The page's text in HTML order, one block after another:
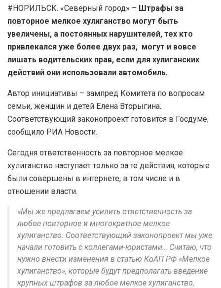
#НОРИЛЬСК. «Северный город» – Штрафы за
повторное мелкое хулиганство могут быть
увеличены, а постоянных нарушителей, тех кто
привлекался уже более двух раз, могут и вовсе
лишать водительских прав, если для хулиганских
действий они использовали автомобиль.
Автор инициативы – зампред Комитета по вопросам
семьи, женщин и детей Елена Вторыгина.
Соответствующий законопроект готовится в Госдуме,
сообщило РИА Новости.
Сегодня ответственность за повторное мелкое
хулиганство наступает только за те действия, которые
были совершены в интернете, в том числе и в
отношении власти.
«Мы же предлагаем усилить ответственность за
любое повторное и многократное мелкое
хулиганство. Соответствующий законопроект мы уже
начали готовить с коллегами-юристами… Считаю, что
нужно внести изменения в статью КоАП РФ «Мелкое
хулиганство», которые будут предполагать введение
крупных штрафов за любое мелкое хулиганство,